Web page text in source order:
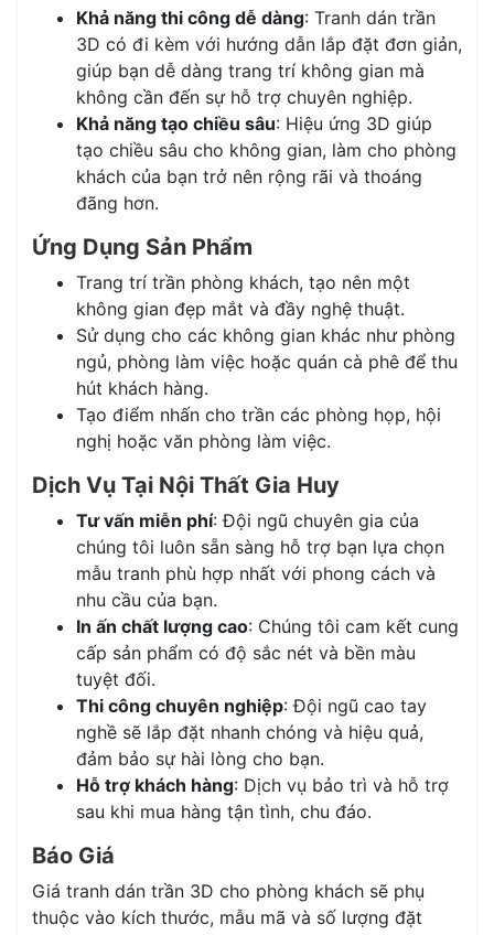
Khả năng thi công dễ dàng: Tranh dán trần
3D có đi kèm với hướng dẫn lắp đặt đơn giản,
giúp bạn dễ dàng trang trí không gian mà
không cần đến sự hỗ trợ chuyên nghiệp.
Khả năng tạo chiều sâu: Hiệu ứng 3D giúp
tạo chiều sâu cho không gian, làm cho phòng
khách của bạn trở nên rộng rãi và thoáng
đãng hơn.
Ứng Dụng Sản Phẩm
Trang trí trần phòng khách, tạo nên một
không gian đẹp mắt và đầy nghệ thuật.
Sử dụng cho các không gian khác như phòng
ngủ, phòng làm việc hoặc quán cà phê để thu
hút khách hàng.
Tạo điểm nhấn cho trần các phòng họp, hội
nghị hoặc văn phòng làm việc.
Dịch Vụ Tại Nội Thất Gia Huy
Tư vấn miễn phí: Đội ngũ chuyên gia của
chúng tôi luôn sẵn sàng hỗ trợ bạn lựa chọn
mẫu tranh phù hợp nhất với phong cách và
nhu cầu của bạn.
In ấn chất lượng cao: Chúng tôi cam kết cung
cấp sản phẩm có độ sắc nét và bền màu
tuyệt đối.
Thi công chuyên nghiệp: Đội ngũ cao tay
nghề sẽ lắp đặt nhanh chóng và hiệu quả,
đảm bảo sự hài lòng cho bạn.
Hỗ trợ khách hàng: Dịch vụ bảo trì và hỗ trợ
sau khi mua hàng tận tình, chu đáo.
Báo Giá
Giá tranh dán trần 3D cho phòng khách sẽ phụ
thuộc vào kích thước, mẫu mã và số lượng đặt